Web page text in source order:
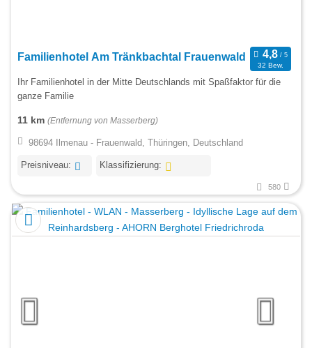
Familienhotel Am Tränkbachtal Frauenwald
32 Bew.
Ihr Familienhotel in der Mitte Deutschlands mit Spaßfaktor für die
ganze Familie
11 km (Entfernung von Masserberg)
98694 Ilmenau - Frauenwald, Thüringen, Deutschland
Preisniveau: Klassifizierung:
580